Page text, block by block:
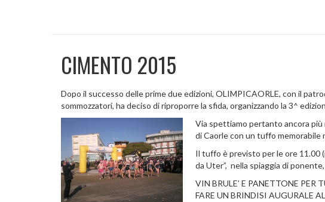
CIMENTO 2015
Dopo il successo delle prime due edizioni, OLIMPICAORLE, con il
sommozzatori, ha deciso di riproporre la sfida, organizzando la 3^
Via spettiamo pertanto ancora più
di Caorle con un tuffo memorabile
Il tuffo è previsto per le ore 11.00
da Uter”, nella spiaggia di
VIN BRULE’ E PANETTONE PER
FARE UN BRINDISI AUGURALE